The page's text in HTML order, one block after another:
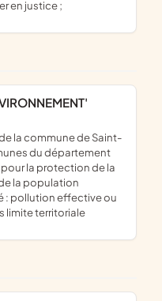
en justice ;
du département
la protection de la
la population
: pollution effective ou
limite territoriale